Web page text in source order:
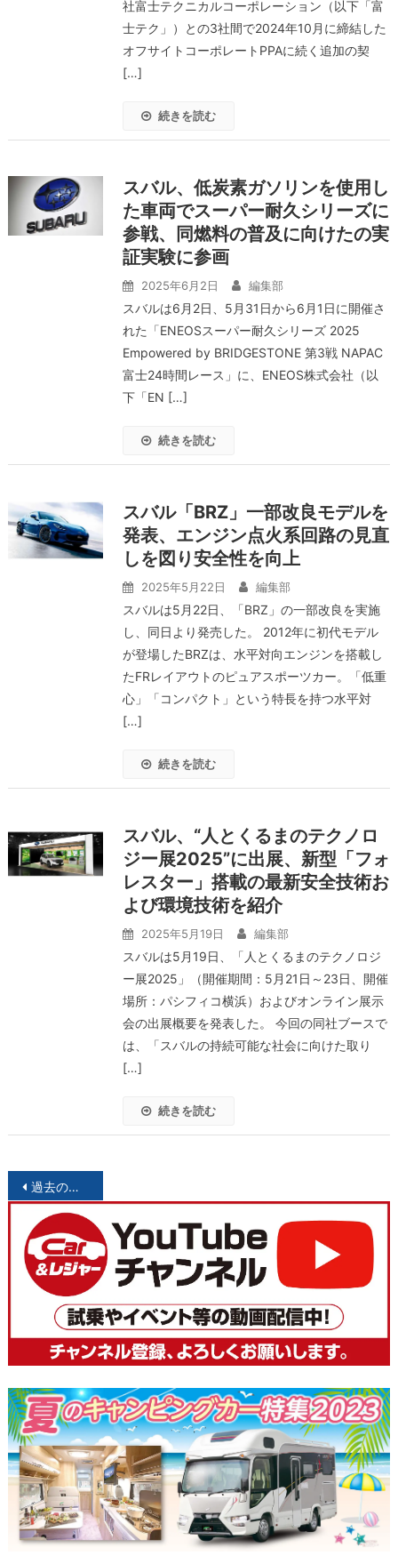
社富士テクニカルコーポレーション（以下「富
士テク」）との3社間で2024年10月に締結した
オフサイトコーポレートPPAに続く追加の契
[…]
続きを読む
スバル、低炭素ガソリンを使用し
た車両でスーパー耐久シリーズに
参戦、同燃料の普及に向けたの実
証実験に参画
2025年6月2日 編集部
スバルは6月2日、5月31日から6月1日に開催さ
れた「ENEOSスーパー耐久シリーズ 2025
Empowered by BRIDGESTONE 第3戦 NAPAC
富士24時間レース」に、ENEOS株式会社（以
下「EN […]
続きを読む
スバル「BRZ」一部改良モデルを
発表、エンジン点火系回路の見直
しを図り安全性を向上
2025年5月22日 編集部
スバルは5月22日、「BRZ」の一部改良を実施
し、同日より発売した。 2012年に初代モデル
が登場したBRZは、水平対向エンジンを搭載し
たFRレイアウトのピュアスポーツカー。「低重
心」「コンパクト」という特長を持つ水平対
[…]
続きを読む
スバル、“人とくるまのテクノロ
ジー展2025”に出展、新型「フォ
レスター」搭載の最新安全技術お
よび環境技術を紹介
2025年5月19日 編集部
スバルは5月19日、「人とくるまのテクノロジ
ー展2025」（開催期間：5月21日～23日、開催
場所：パシフィコ横浜）およびオンライン展示
会の出展概要を発表した。 今回の同社ブースで
は、「スバルの持続可能な社会に向けた取り
[…]
続きを読む
投
稿
ナ
ビ
ー
シ
ョ
ン
過去の投稿